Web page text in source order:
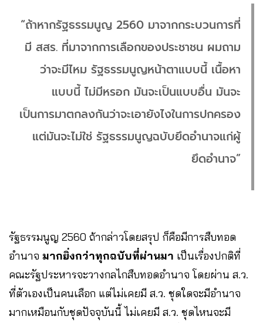
“ถ้าหากรัฐธรรมนูญ 2560 มาจากกระบวนการที่
มี สสร. ที่มาจากการเลือกของประชาชน ผมถาม
ว่าจะมีไหม รัฐธรรมนูญหน้าตาแบบนี้ เนื้อหา
แบบนี้ ไม่มีหรอก มันจะเป็นแบบอื่น มันจะ
เป็นการมาตกลงกันว่าจะเอายังไงในการปกครอง
แต่มันจะไม่ใช่ รัฐธรรมนูญฉบับยึดอำนาจแก่ผู้
ยึดอำนาจ”
รัฐธรรมนูญ 2560 ถ้ากล่าวโดยสรุป ก็คือมีการสืบทอด
อำนาจ มากยิ่งกว่าทุกฉบับที่ผ่านมา เป็นเรื่องปกติที่
คณะรัฐประหารจะวางกลไกสืบทอดอำนาจ โดยผ่าน ส.ว.
ที่ตัวเองเป็นคนเลือก แต่ไม่เคยมี ส.ว. ชุดใดจะมีอำนาจ
มากเหมือนกับชุดปัจจุบันนี้ ไม่เคยมี ส.ว. ชุดไหนจะมี